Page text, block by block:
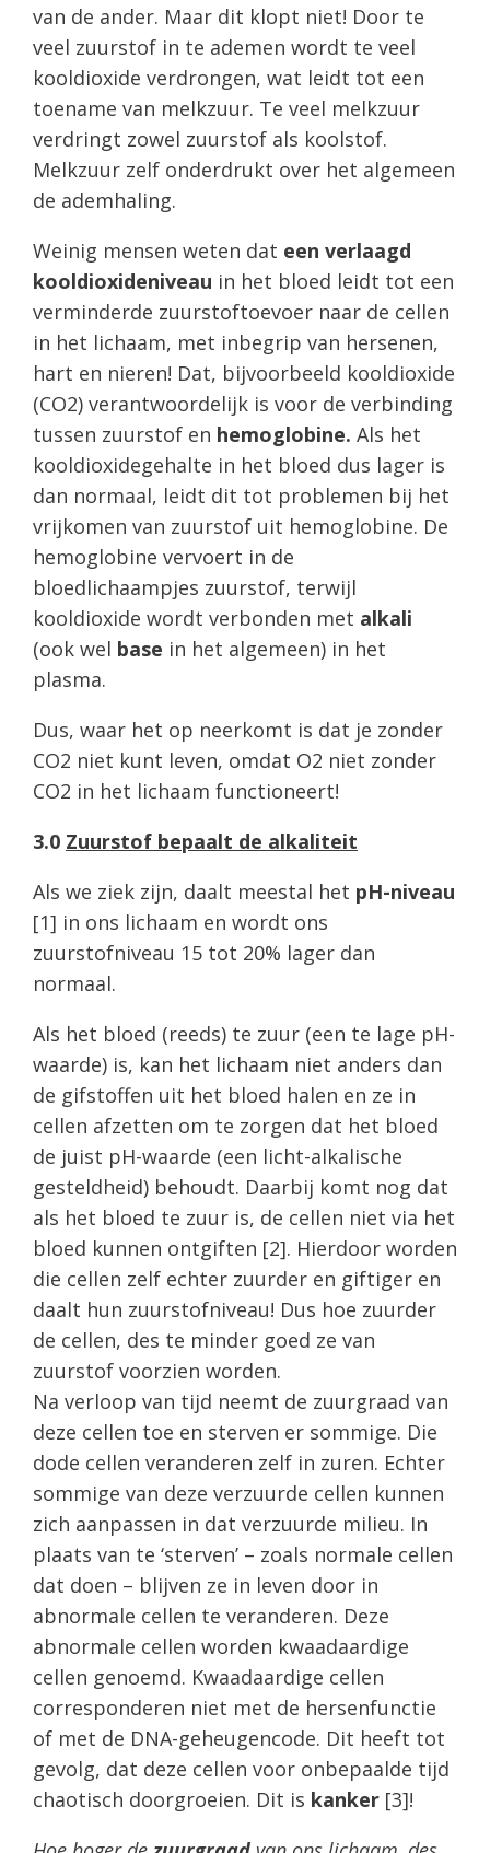
van de ander. Maar dit klopt niet! Door te
veel zuurstof in te ademen wordt te veel
kooldioxide verdrongen, wat leidt tot een
toename van melkzuur. Te veel melkzuur
verdringt zowel zuurstof als koolstof.
Melkzuur zelf onderdrukt over het algemeen
de ademhaling.
Weinig mensen weten dat een verlaagd
kooldioxideniveau in het bloed leidt tot een
verminderde zuurstoftoevoer naar de cellen
in het lichaam, met inbegrip van hersenen,
hart en nieren! Dat, bijvoorbeeld kooldioxide
(CO2) verantwoordelijk is voor de verbinding
tussen zuurstof en hemoglobine. Als het
kooldioxidegehalte in het bloed dus lager is
dan normaal, leidt dit tot problemen bij het
vrijkomen van zuurstof uit hemoglobine. De
hemoglobine vervoert in de
bloedlichaampjes zuurstof, terwijl
kooldioxide wordt verbonden met alkali
(ook wel base in het algemeen) in het
plasma.
Dus, waar het op neerkomt is dat je zonder
CO2 niet kunt leven, omdat O2 niet zonder
CO2 in het lichaam functioneert!
3.0 Zuurstof bepaalt de alkaliteit
Als we ziek zijn, daalt meestal het pH-niveau
[1] in ons lichaam en wordt ons
zuurstofniveau 15 tot 20% lager dan
normaal.
Als het bloed (reeds) te zuur (een te lage pH-
waarde) is, kan het lichaam niet anders dan
de gifstoffen uit het bloed halen en ze in
cellen afzetten om te zorgen dat het bloed
de juist pH-waarde (een licht-alkalische
gesteldheid) behoudt. Daarbij komt nog dat
als het bloed te zuur is, de cellen niet via het
bloed kunnen ontgiften [2]. Hierdoor worden
die cellen zelf echter zuurder en giftiger en
daalt hun zuurstofniveau! Dus hoe zuurder
de cellen, des te minder goed ze van
zuurstof voorzien worden.
Na verloop van tijd neemt de zuurgraad van
deze cellen toe en sterven er sommige. Die
dode cellen veranderen zelf in zuren. Echter
sommige van deze verzuurde cellen kunnen
zich aanpassen in dat verzuurde milieu. In
plaats van te ‘sterven’ – zoals normale cellen
dat doen – blijven ze in leven door in
abnormale cellen te veranderen. Deze
abnormale cellen worden kwaadaardige
cellen genoemd. Kwaadaardige cellen
corresponderen niet met de hersenfunctie
of met de DNA-geheugencode. Dit heeft tot
gevolg, dat deze cellen voor onbepaalde tijd
chaotisch doorgroeien. Dit is kanker [3]!